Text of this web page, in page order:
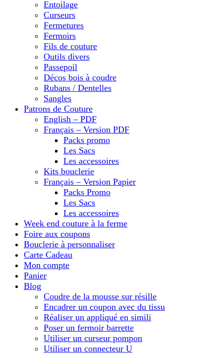
Entoilage
Curseurs
Fermetures
Fermoirs
Fils de couture
Outils divers
Passepoil
Décos bois à coudre
Rubans / Dentelles
Sangles
Patrons de Couture
English – PDF
Français – Version PDF
Packs promo
Les Sacs
Les accessoires
Kits bouclerie
Français – Version Papier
Packs Promo
Les Sacs
Les accessoires
Week end couture à la ferme
Foire aux coupons
Bouclerie à personnaliser
Carte Cadeau
Mon compte
Panier
Blog
Coudre de la mousse sur résille
Encadrer un coupon avec du tissu
Réaliser un appliqué en simili
Poser un fermoir barrette
Utiliser un curseur pompon
Utiliser un connecteur U